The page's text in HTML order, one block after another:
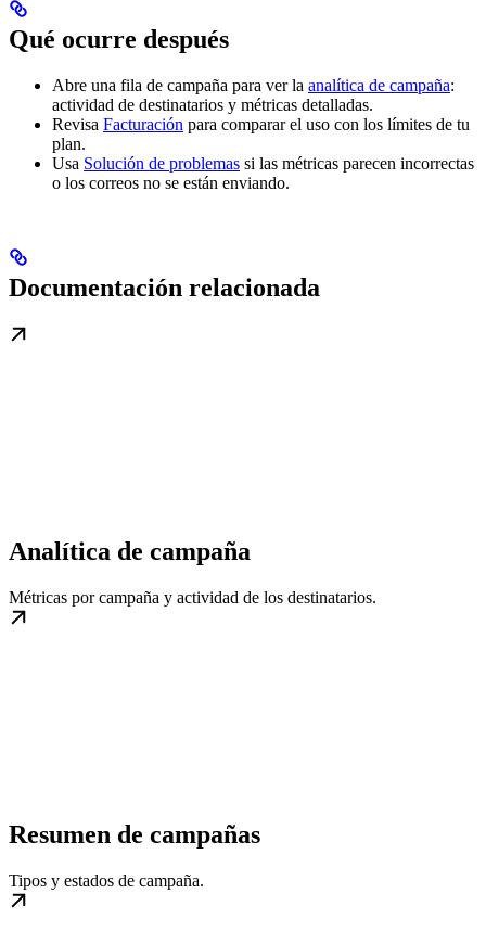
Qué ocurre después
Abre una fila de campaña para ver la analítica de campaña:
actividad de destinatarios y métricas detalladas.
Revisa Facturación para comparar el uso con los límites de tu
plan.
Usa Solución de problemas si las métricas parecen incorrectas
o los correos no se están enviando.
Documentación relacionada
Analítica de campaña
Métricas por campaña y actividad de los destinatarios.
Resumen de campañas
Tipos y estados de campaña.